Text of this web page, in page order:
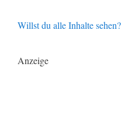
Willst du alle Inhalte sehen?
Anzeige